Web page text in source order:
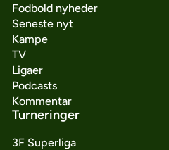
Fodbold nyheder
Seneste nyt
Kampe
TV
Ligaer
Podcasts
Kommentar
Turneringer
3F Superliga